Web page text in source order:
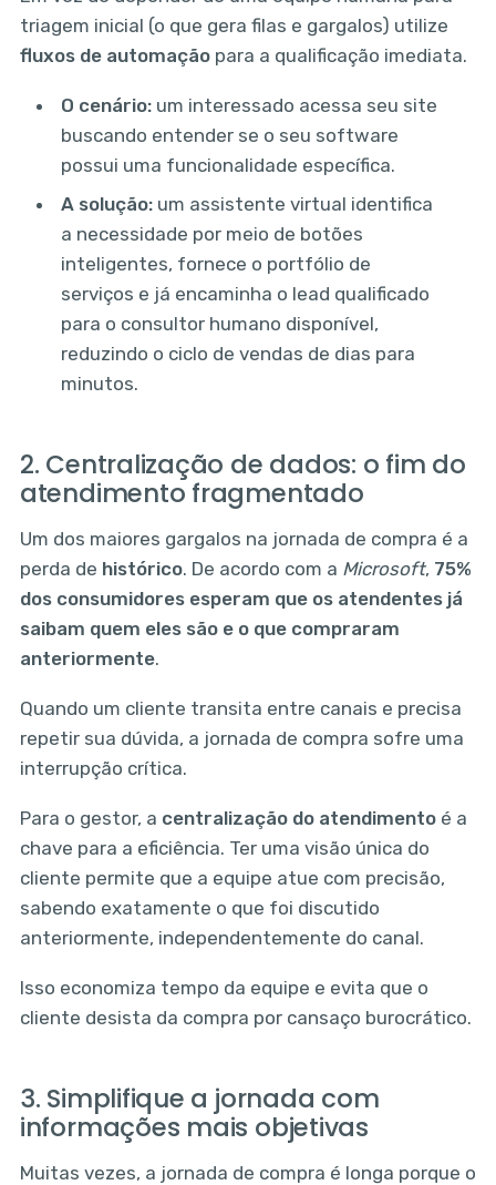
triagem inicial (o que gera filas e gargalos) utilize
fluxos de automaçãopara a qualificação imediata.
O cenário: um interessado acessa seu site
buscando entender se o seu software
possui uma funcionalidade específica.
A solução: um assistente virtual identifica
a necessidade por meio de botões
inteligentes, fornece o portfólio de
serviços e já encaminha o lead qualificado
para o consultor humano disponível,
reduzindo o ciclo de vendas de dias para
minutos.
2. Centralização de dados: o fim do
atendimento fragmentado
Um dos maiores gargalos na jornada de compra é a
perda de histórico. De acordo com a Microsoft, 75%
dos consumidores esperam que os atendentes já
saibam quem eles são e o que compraram
anteriormente.
Quando um cliente transita entre canais e precisa
repetir sua dúvida, a jornada de compra sofre uma
interrupção crítica.
Para o gestor, a centralização do atendimentoé a
chave para a eficiência. Ter uma visão única do
cliente permite que a equipe atue com precisão,
sabendo exatamente o que foi discutido
anteriormente, independentemente do canal.
Isso economiza tempo da equipe e evita que o
cliente desista da compra por cansaço burocrático.
3. Simplifique a jornada com
informações mais objetivas
Muitas vezes, a jornada de compra é longa porque o